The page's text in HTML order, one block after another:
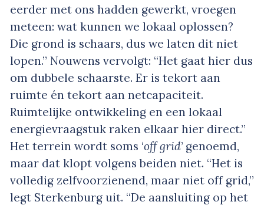
eerder met ons hadden gewerkt, vroegen
meteen: wat kunnen we lokaal oplossen?
Die grond is schaars, dus we laten dit niet
lopen.” Nouwens vervolgt: “Het gaat hier dus
om dubbele schaarste. Er is tekort aan
ruimte én tekort aan netcapaciteit.
Ruimtelijke ontwikkeling en een lokaal
energievraagstuk raken elkaar hier direct.”
Het terrein wordt soms ‘off grid’ genoemd,
maar dat klopt volgens beiden niet. “Het is
volledig zelfvoorzienend, maar niet off grid,”
legt Sterkenburg uit. “De aansluiting op het